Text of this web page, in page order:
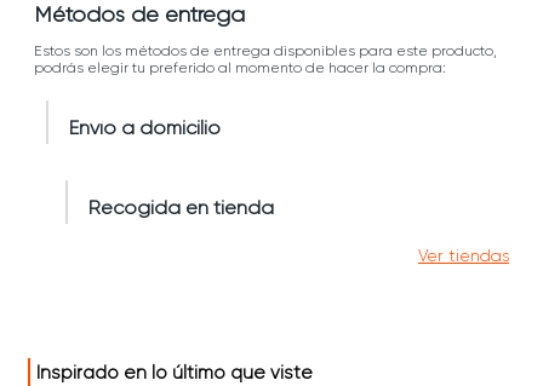
Métodos de entrega
Estos son los métodos de entrega disponibles para este producto,
podrás elegir tu preferido al momento de hacer la compra:
Envío a domicilio
Recogida en tienda
Ver tiendas
Inspirado en lo último que viste